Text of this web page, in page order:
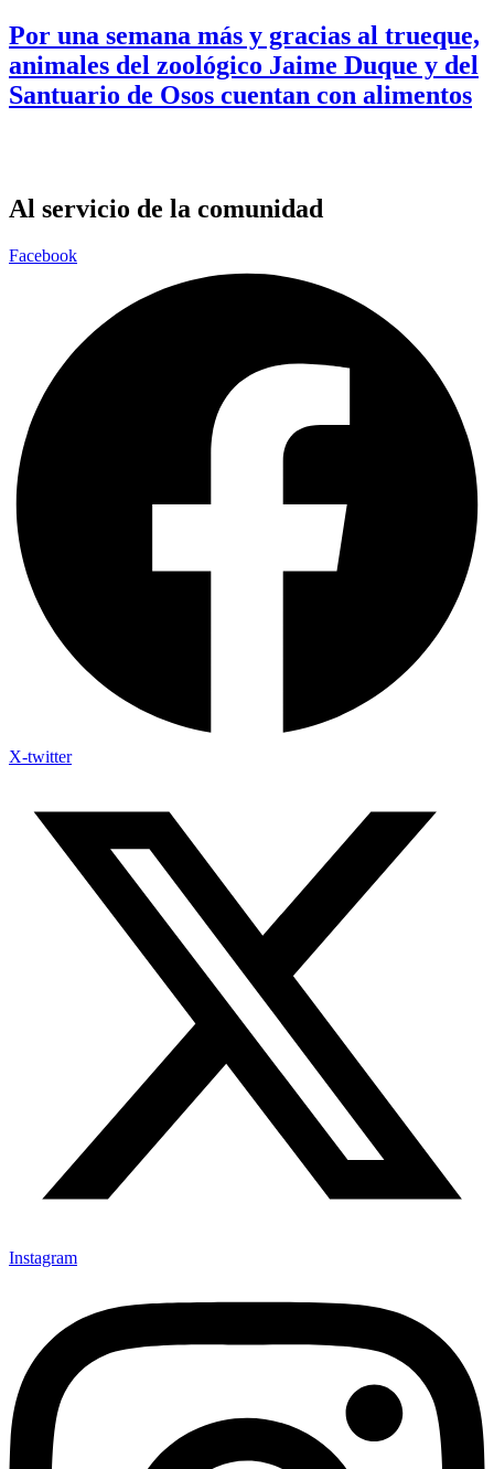
Por una semana más y gracias al trueque,
animales del zoológico Jaime Duque y del
Santuario de Osos cuentan con alimentos
Al servicio de la comunidad
Facebook
X-twitter
Instagram